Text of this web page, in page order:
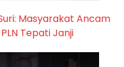
Masyarakat Ancam
Tepati Janji